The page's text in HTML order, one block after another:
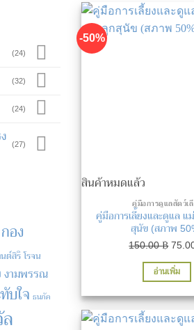
(24)
(32)
(24)
(27)
กอง
นต์สิริ โรจน
งามพรรณ
บใจ ธนภัค
ล
-50%
สินค้าหมดแล้ว
คู่มือการดูแลสัตว์เ
คู่มือการเลี้ยงและดูแล แ
สุนัข (สภาพ
150.00฿
price
was:
อ่านเพิ่ม